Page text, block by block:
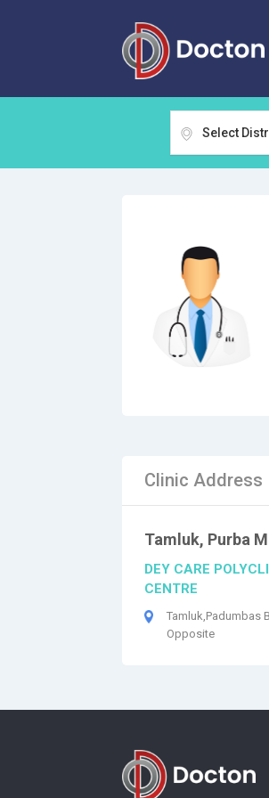
Select
Clinic Address
Tamluk, Purba
DEY CARE
CENTRE
Tamluk,Padumbas
Opposite